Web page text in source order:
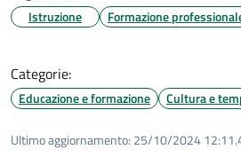
Istruzione Formazione
Categorie:
Educazione e formazione Cultura e
Ultimo aggiornamento: 25/10/2024